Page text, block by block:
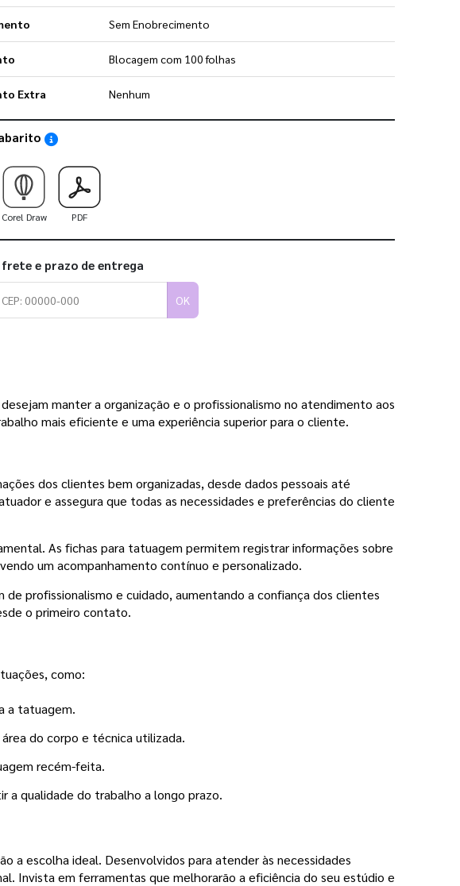
Sem Enobrecimento
Blocagem com 100 folhas
Extra Nenhum
Saiba como utilizar os nossos gabaritos
Corel Draw PDF
e prazo de entrega
OK
manter a organização e o profissionalismo no atendimento aos
mais eficiente e uma experiência superior para o cliente.
dos clientes bem organizadas, desde dados pessoais até
e assegura que todas as necessidades e preferências do cliente
As fichas para tatuagem permitem registrar informações sobre
um acompanhamento contínuo e personalizado.
profissionalismo e cuidado, aumentando a confiança dos clientes
o primeiro contato.
como:
a tatuagem.
do corpo e técnica utilizada.
recém-feita.
a qualidade do trabalho a longo prazo.
a escolha ideal. Desenvolvidos para atender às necessidades
Invista em ferramentas que melhorarão a eficiência do seu estúdio e